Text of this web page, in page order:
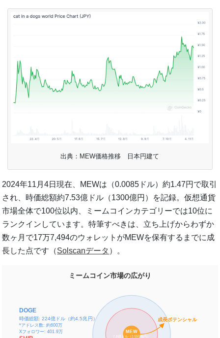
出典：MEW価格推移 日本円建て
2024年11月4日現在、MEWは（0.0085ドル）約1.47円で取引
され、時価総額約7.53億ドル（1300億円）を記録。仮想通貨
市場全体で100位以内、ミームコインカテゴリーでは10位に
ランクインしています。特筆すべきは、立ち上げからわずか
数ヶ月で17万7,494のウォレットがMEWを保有するまでに成
長した点です（Solscanデータ ）。
ミームコイン市場の広がり
DOGE
時価総額: 224億ドル（約4.5兆円）
*アドレス数: 約600万
Xフォロワー: 401.9万
MEW
7.8億ドル（1150億円）
成長ポテンシャル